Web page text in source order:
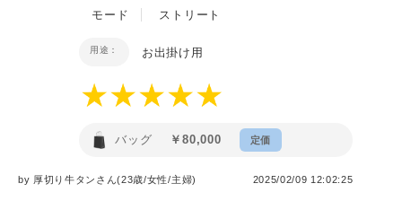
モード ストリート
用途： お出掛け用
バッグ ￥80,000 定価
by 厚切り牛タン さん(23歳/女性/主婦) 2025/02/09 12:02:25